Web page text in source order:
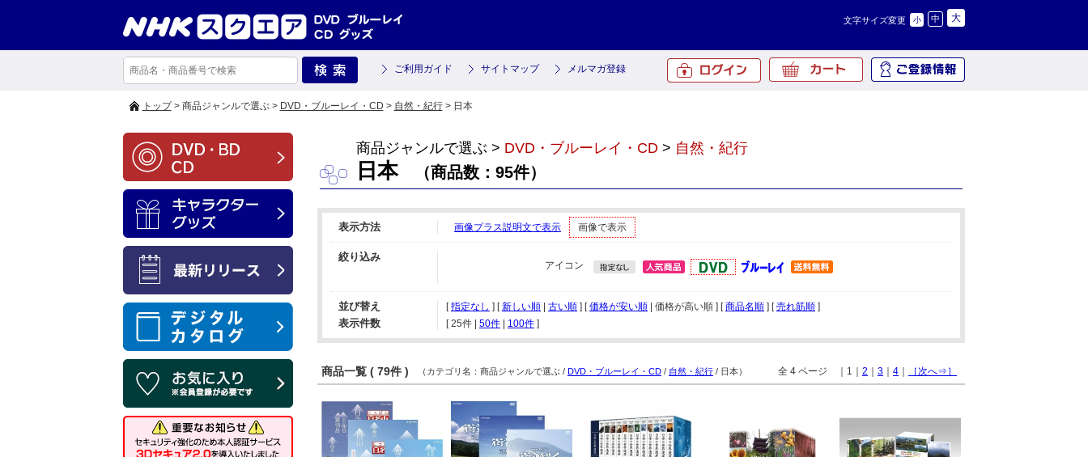
文字サイズ変更 小 中 大
ご利用ガイド サイトマップ メルマガ登録
トップ> 商品ジャンルで選ぶ > DVD・ブルーレイ・CD > 自然・紀行> 日本
商品ジャンルで選ぶ > DVD・ブルーレイ・CD > 自然・紀行
日本（商品数：95件）
表示方法 画像プラス説明文で表示 画像で表示
絞り込み
アイコン
並び替え [指定なし ] [新しい順 古い順 ] [価格が安い順 | 価格が高い順 ] [商品名順 ] [売れ筋順 ]
表示件数 [ 25件 50件 100件 ]
商品一覧 ( 79件 ) 全 4 ページ ｜1｜ 2 3 4 ［次へ⇒］
（カテゴリ名：商品ジャンルで選ぶ / DVD・ブルーレイ・CD / 自然・紀行 / 日本）